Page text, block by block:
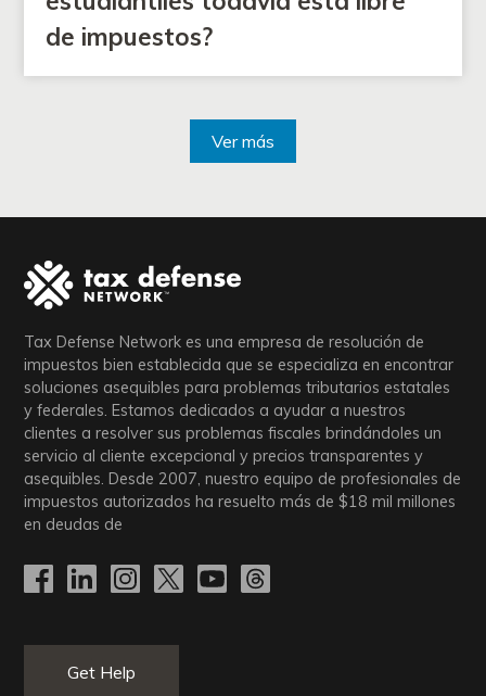
de impuestos?
Ver más
Tax Defense Network es una empresa de resolución de
impuestos bien establecida que se especializa en encontrar
soluciones asequibles para problemas tributarios estatales
y federales. Estamos dedicados a ayudar a nuestros
clientes a resolver sus problemas fiscales brindándoles un
servicio al cliente excepcional y precios transparentes y
asequibles. Desde 2007, nuestro equipo de profesionales de
impuestos autorizados ha resuelto más de$18 mil millones
en deudas de
Get Help